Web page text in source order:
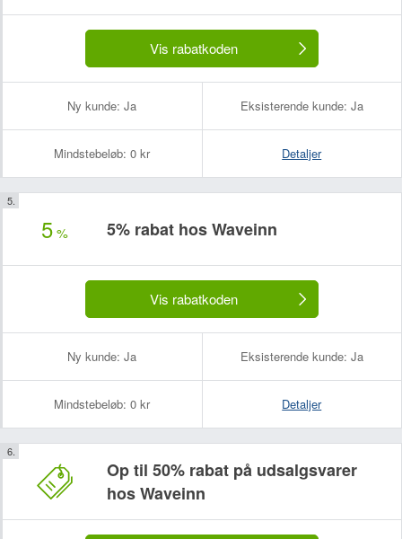
Vis rabatkoden
Ny kunde: Ja Eksisterende kunde: Ja
Mindstebeløb: 0 kr Detaljer
5% 5% rabat hos Waveinn
Vis rabatkoden
Ny kunde: Ja Eksisterende kunde: Ja
Mindstebeløb: 0 kr Detaljer
Op til 50% rabat på udsalgsvarer
hos Waveinn